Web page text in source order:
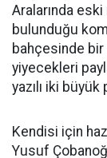
Aralarında
bulunduğu
bahçesinde bir
yiyecekleri
yazılı iki
Kendisi için
Yusuf